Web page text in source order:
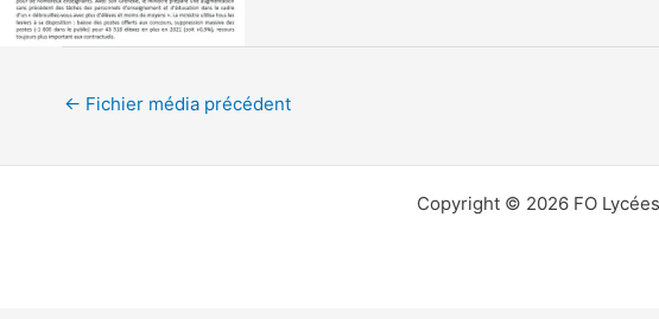
← Fichier média précédent
Copyright © 2026 FO